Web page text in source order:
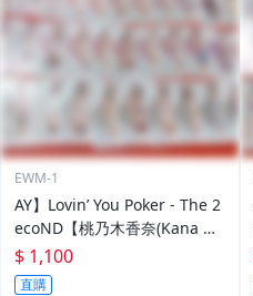
EWM-1
AY】Lovin’ You Poker - The 2
ecoND【桃乃木香奈(Kana M
omonogi)】撲克牌 整副52張
$ 1,100
直購